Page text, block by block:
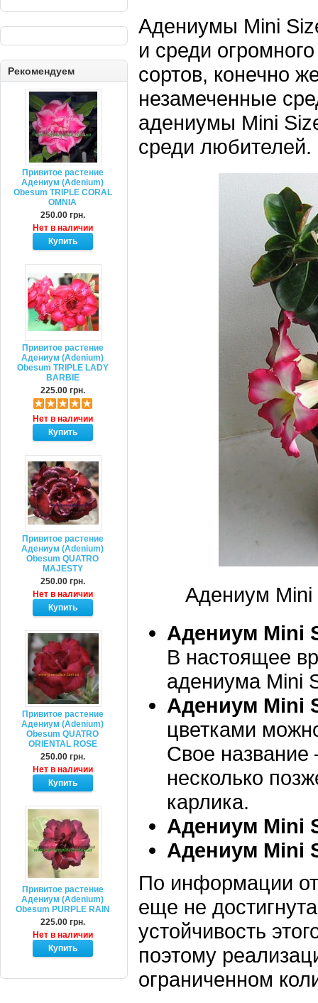
Рекомендуем
Привитое растение
Адениум (Adenium)
Obesum TRIPLE CORAL
OMNIA
250.00 грн.
Нет в наличии
Привитое растение
Адениум (Adenium)
Obesum TRIPLE LADY
BARBIE
225.00 грн.
Нет в наличии
Привитое растение
Адениум (Adenium)
Obesum QUATRO
MAJESTY
250.00 грн.
Нет в наличии
Привитое растение
Адениум (Adenium)
Obesum QUATRO
ORIENTAL ROSE
250.00 грн.
Нет в наличии
Привитое растение
Адениум (Adenium)
Obesum PURPLE RAIN
225.00 грн.
Нет в наличии
Адениумы Mini
и среди
сортов, конечно
незамеченные
адениумы Mini
среди любителей.
Адениум Mini
Адениум Mini
В настоящее
адениума Mini
Адениум Mini
цветками
Свое название
несколько
карлика.
Адениум Mini
Адениум Mini
По информации от
еще не
устойчивость
поэтому
ограниченном